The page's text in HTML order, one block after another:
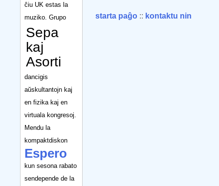
ĉiu UK estas la
muziko. Grupo
Sepa
kaj
Asorti
dancigis
aŭskultantojn kaj
en fizika kaj en
virtuala kongresoj.
Mendu la
kompaktdiskon
Espero
kun sesona rabato
sendepende de la
starta paĝo :: kontaktu nin